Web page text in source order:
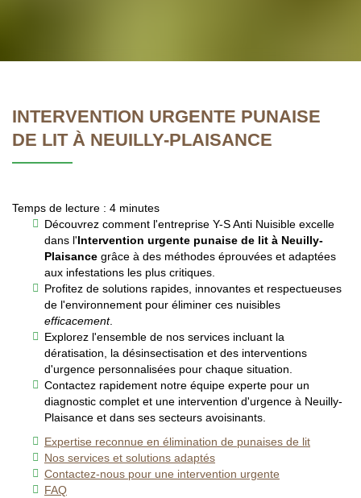
INTERVENTION URGENTE PUNAISE
DE LIT À NEUILLY-PLAISANCE
Temps de lecture : 4 minutes
Découvrez comment l'entreprise Y-S Anti Nuisible excelle
dans l'Intervention urgente punaise de lit à Neuilly-
Plaisance grâce à des méthodes éprouvées et adaptées
aux infestations les plus critiques.
Profitez de solutions rapides, innovantes et respectueuses
de l'environnement pour éliminer ces nuisibles
efficacement.
Explorez l'ensemble de nos services incluant la
dératisation, la désinsectisation et des interventions
d'urgence personnalisées pour chaque situation.
Contactez rapidement notre équipe experte pour un
diagnostic complet et une intervention d'urgence à Neuilly-
Plaisance et dans ses secteurs avoisinants.
Expertise reconnue en élimination de punaises de lit
Nos services et solutions adaptés
Contactez-nous pour une intervention urgente
FAQ